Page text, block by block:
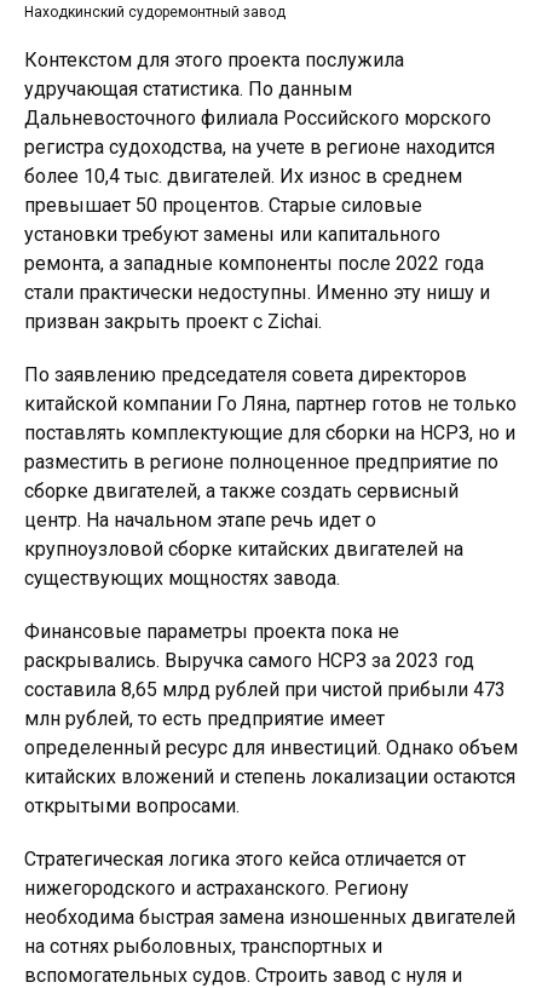
Находкинский судоремонтный завод
Контекстом для этого проекта послужила
удручающая статистика. По данным
Дальневосточного филиала Российского морского
регистра судоходства, на учете в регионе находится
более 10,4 тыс. двигателей. Их износ в среднем
превышает 50 процентов. Старые силовые
установки требуют замены или капитального
ремонта, а западные компоненты после 2022 года
стали практически недоступны. Именно эту нишу и
призван закрыть проект с Zichai.
По заявлению председателя совета директоров
китайской компании Го Ляна, партнер готов не только
поставлять комплектующие для сборки на НСРЗ, но и
разместить в регионе полноценное предприятие по
сборке двигателей, а также создать сервисный
центр. На начальном этапе речь идет о
крупноузловой сборке китайских двигателей на
существующих мощностях завода.
Финансовые параметры проекта пока не
раскрывались. Выручка самого НСРЗ за 2023 год
составила 8,65 млрд рублей при чистой прибыли 473
млн рублей, то есть предприятие имеет
определенный ресурс для инвестиций. Однако объем
китайских вложений и степень локализации остаются
открытыми вопросами.
Стратегическая логика этого кейса отличается от
нижегородского и астраханского. Региону
необходима быстрая замена изношенных двигателей
на сотнях рыболовных, транспортных и
вспомогательных судов. Строить завод с нуля и